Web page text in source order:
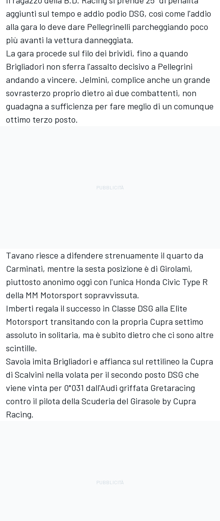
aggiunti sul tempo e addio podio DSG, così come l'addio
alla gara lo deve dare Pellegrinelli parcheggiando poco
più avanti la vettura danneggiata.
La gara procede sul filo dei brividi, fino a quando
Brigliadori non sferra l'assalto decisivo a Pellegrini
andando a vincere. Jelmini, complice anche un grande
sovrasterzo proprio dietro ai due combattenti, non
guadagna a sufficienza per fare meglio di un comunque
ottimo terzo posto.
Tavano riesce a difendere strenuamente il quarto da
Carminati, mentre la sesta posizione è di Girolami,
piuttosto anonimo oggi con l'unica Honda Civic Type R
della MM Motorsport sopravvissuta.
Imberti regala il successo in Classe DSG alla Elite
Motorsport transitando con la propria Cupra settimo
assoluto in solitaria, ma è subito dietro che ci sono altre
scintille.
Savoia imita Brigliadori e affianca sul rettilineo la Cupra
di Scalvini nella volata per il secondo posto DSG che
viene vinta per 0"031 dall'Audi griffata Gretaracing
contro il pilota della Scuderia del Girasole by Cupra
Racing.